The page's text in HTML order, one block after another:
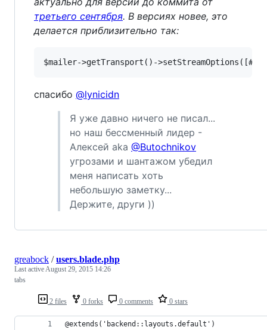
третьего сентября. В версиях новее, это
делается приблизительно так:
спасибо @lynicidn
Я уже давно ничего не писал...
но наш бессменный лидер -
Алексей aka @Butochnikov
угрозами и шантажом убедил
меня написать хоть
небольшую заметку...
Держите, други ))
2 files 0 forks 0 comments 0 stars
greabock /users.blade.php
Last activeAugust 29, 2015 14:26
tabs
@extends('backend::layouts.default')